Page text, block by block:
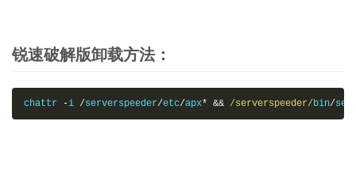
锐速破解版卸载方法：
chattr -i /serverspeeder/etc/apx* && /serverspeeder/bin/